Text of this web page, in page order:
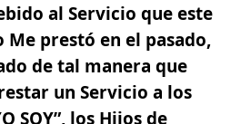
al Servicio que este
Me prestó en el pasado,
de tal manera que
un Servicio a los
SOY”, los Hijos de